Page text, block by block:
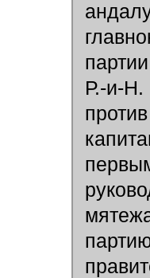
партии
Р.-и-